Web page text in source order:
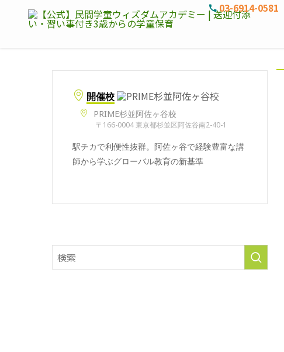
03-6914-0581
開催校
PRIME杉並阿佐ヶ谷校
〒166-0004 東京都杉並区阿佐谷南2-40-1
駅チカで利便性抜群。阿佐ヶ谷で経験豊富な講
師から学ぶグローバル教育の新基準